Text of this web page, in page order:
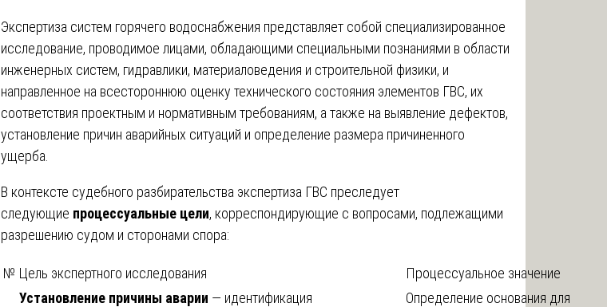
Экспертиза систем горячего водоснабжения представляет собой специализированное
исследование, проводимое лицами, обладающими специальными познаниями в области
инженерных систем, гидравлики, материаловедения и строительной физики, и
направленное на всестороннюю оценку технического состояния элементов ГВС, их
соответствия проектным и нормативным требованиям, а также на выявление дефектов,
установление причин аварийных ситуаций и определение размера причиненного
ущерба.
В контексте судебного разбирательства экспертиза ГВС преследует
следующие процессуальные цели, корреспондирующие с вопросами, подлежащими
разрешению судом и сторонами спора:
№ Цель экспертного исследования Процессуальное значение
Установление причины аварии — идентификация
Определение основания для